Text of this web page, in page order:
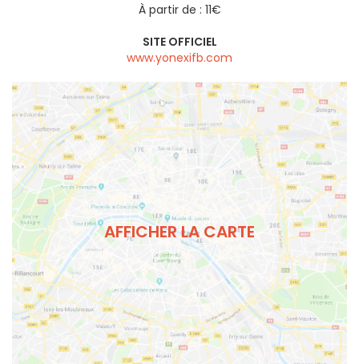
À partir de : 11€
SITE OFFICIEL
www.yonexifb.com
AFFICHER LA CARTE